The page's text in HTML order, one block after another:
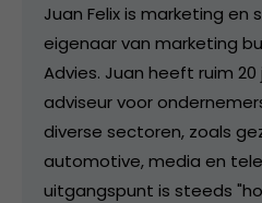
Juan Felix is marketing en
eigenaar van marketing
Advies. Juan heeft ruim
adviseur voor
diverse sectoren, zoals
automotive, media en
uitgangspunt is steeds